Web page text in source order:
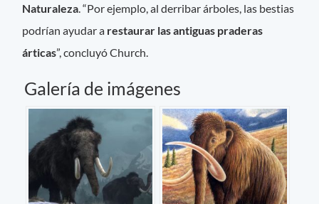
Naturaleza. “Por ejemplo, al derribar árboles, las bestias
podrían ayudar a restaurar las antiguas praderas
árticas”, concluyó Church.
Galería de imágenes